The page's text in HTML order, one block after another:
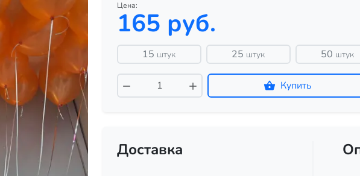
Цена:
165 руб.
15 штук 25 штук 50 штук
Купить
Доставка